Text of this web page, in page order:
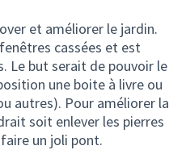
et améliorer le jardin.
cassées et est
Le but serait de pouvoir le
une boite à livre ou
autres). Pour améliorer la
soit enlever les pierres
un joli pont.